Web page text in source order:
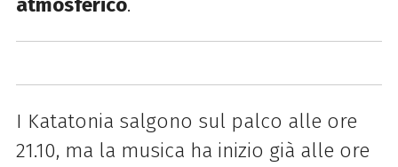
I Katatonia salgono sul palco alle ore
21.10, ma la musica ha inizio già alle ore